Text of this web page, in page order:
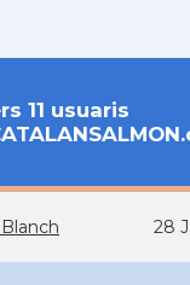
11 usuaris
28